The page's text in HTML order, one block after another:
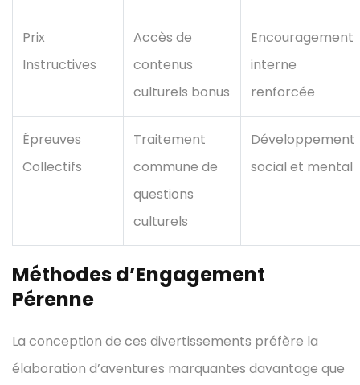
Prix
Instructives
Accès de
contenus
culturels bonus
Encouragement
interne
renforcée
Épreuves
Collectifs
Traitement
commune de
questions
culturels
Développement
social et mental
Méthodes d’Engagement
Pérenne
La conception de ces divertissements préfère la
élaboration d’aventures marquantes davantage que